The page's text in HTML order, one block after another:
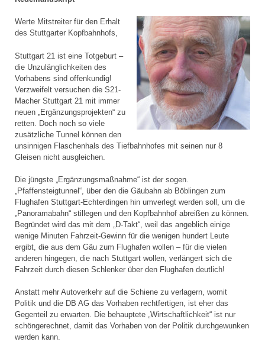
Werte Mitstreiter für den Erhalt
des Stuttgarter Kopfbahnhofs,
Stuttgart 21 ist eine Totgeburt –
die Unzulänglichkeiten des
Vorhabens sind offenkundig!
Verzweifelt versuchen die S21-
Macher Stuttgart 21 mit immer
neuen „Ergänzungsprojekten“ zu
retten. Doch noch so viele
zusätzliche Tunnel können den
unsinnigen Flaschenhals des Tiefbahnhofes mit seinen nur 8
Gleisen nicht ausgleichen.
Die jüngste „Ergänzungsmaßnahme“ ist der sogen.
„Pfaffensteigtunnel“, über den die Gäubahn ab Böblingen zum
Flughafen Stuttgart-Echterdingen hin umverlegt werden soll, um die
„Panoramabahn“ stillegen und den Kopfbahnhof abreißen zu können.
Begründet wird das mit dem „D-Takt“, weil das angeblich einige
wenige Minuten Fahrzeit-Gewinn für die wenigen hundert Leute
ergibt, die aus dem Gäu zum Flughafen wollen – für die vielen
anderen hingegen, die nach Stuttgart wollen, verlängert sich die
Fahrzeit durch diesen Schlenker über den Flughafen deutlich!
Anstatt mehr Autoverkehr auf die Schiene zu verlagern, womit
Politik und die DB AG das Vorhaben rechtfertigen, ist eher das
Gegenteil zu erwarten. Die behauptete „Wirtschaftlichkeit“ ist nur
schöngerechnet, damit das Vorhaben von der Politik durchgewunken
werden kann.